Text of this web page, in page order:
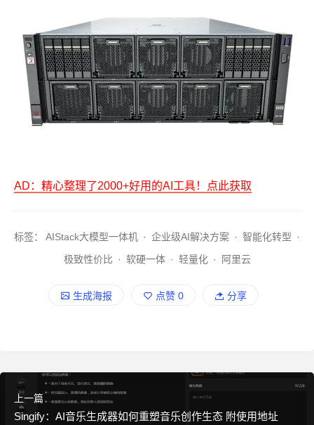
AD：精心整理了2000+好用的AI工具！点此获取
标签： AIStack大模型一体机 · 企业级AI解决方案 · 智能化转型 ·
极致性价比 · 软硬一体 · 轻量化 · 阿里云
生成海报 点赞 0 分享
上一篇
Singify：AI音乐生成器如何重塑音乐创作生态 附使用地址